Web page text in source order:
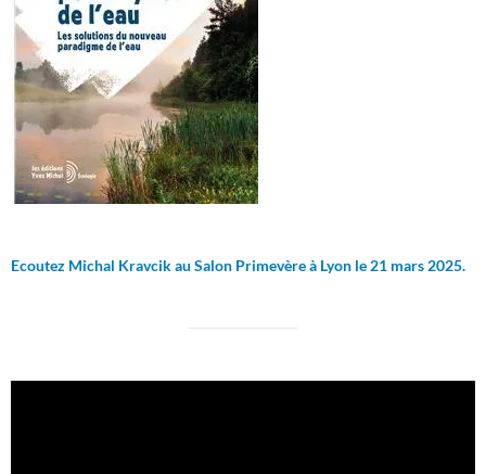
Ecoutez Michal Kravcik au Salon Primevère à Lyon le 21 mars 2025.